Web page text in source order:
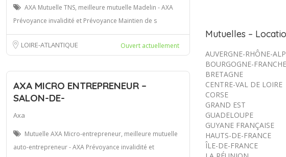
AXA Mutuelle TNS, meilleure mutuelle Madelin - AXA
Prévoyance invalidité et Prévoyance Maintien de s
LOIRE-ATLANTIQUE Ouvert actuellement
AXA MICRO ENTREPRENEUR –
SALON-DE-
Axa
Mutuelle AXA Micro-entrepreneur, meilleure mutuelle
auto-entrepreneur - AXA Prévoyance invalidité et
Mutuelles –
AUVERGNE-RHÔNE-
BOURGOGNE-
BRETAGNE
CENTRE-VAL DE LOIRE
CORSE
GRAND EST
GUADELOUPE
GUYANE FRANÇAISE
HAUTS-DE-FRANCE
ÎLE-DE-FRANCE